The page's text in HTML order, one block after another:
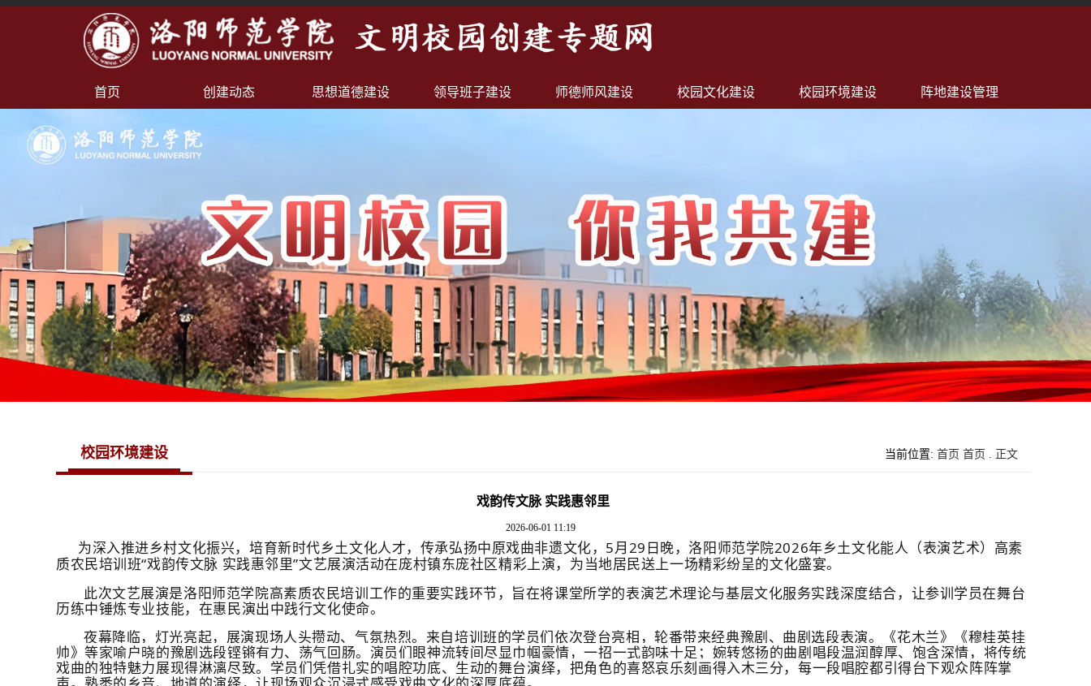
首页 创建动态 思想道德建设 领导班子建设 师德师风建设 校园文化建设 校园环境建设 阵地建设管理
校园环境建设 当前位置: 首页 首页 . 正文
戏韵传文脉 实践惠邻里
2026-06-01 11:19
为深入推进乡村文化振兴，培育新时代乡土文化人才，传承弘扬中原戏曲非遗文化，5月29日晚，洛阳师范学院2026年乡土文化能人（表演艺术）高素
质农民培训班“戏韵传文脉 实践惠邻里”文艺展演活动在庞村镇东庞社区精彩上演，为当地居民送上一场精彩纷呈的文化盛宴。
此次文艺展演是洛阳师范学院高素质农民培训工作的重要实践环节，旨在将课堂所学的表演艺术理论与基层文化服务实践深度结合，让参训学员在舞台
历练中锤炼专业技能，在惠民演出中践行文化使命。
夜幕降临，灯光亮起，展演现场人头攒动、气氛热烈。来自培训班的学员们依次登台亮相，轮番带来经典豫剧、曲剧选段表演。《花木兰》《穆桂英挂
帅》等家喻户晓的豫剧选段铿锵有力、荡气回肠。演员们眼神流转间尽显巾帼豪情，一招一式韵味十足；婉转悠扬的曲剧唱段温润醇厚、饱含深情，将传统
戏曲的独特魅力展现得淋漓尽致。学员们凭借扎实的唱腔功底、生动的舞台演绎，把角色的喜怒哀乐刻画得入木三分，每一段唱腔都引得台下观众阵阵掌